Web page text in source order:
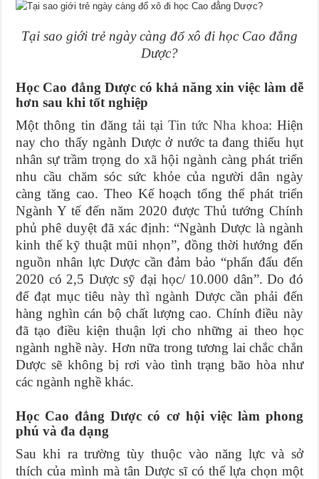
Tại sao giới trẻ ngày càng đổ xô đi học Cao đẳng
Dược?
Học Cao đẳng Dược có khả năng xin việc làm dễ
hơn sau khi tốt nghiệp
Một thông tin đăng tải tạiTin tức Nha khoa: Hiện
nay cho thấy ngành Dược ở nước ta đang thiếu hụt
nhân sự trầm trọng do xã hội ngành càng phát triển
nhu cầu chăm sóc sức khỏe của người dân ngày
càng tăng cao. Theo Kế hoạch tổng thể phát triển
Ngành Y tế đến năm 2020 được Thủ tướng Chính
phủ phê duyệt đã xác định: “Ngành Dược là ngành
kinh thế kỹ thuật mũi nhọn”, đồng thời hướng đến
nguồn nhân lực Dược cần đảm bảo “phấn đấu đến
2020 có 2,5 Dược sỹ đại học/ 10.000 dân”. Do đó
để đạt mục tiêu này thì ngành Dược cần phải đến
hàng nghìn cán bộ chất lượng cao. Chính điều này
đã tạo điều kiện thuận lợi cho những ai theo học
ngành nghề này. Hơn nữa trong tương lai chắc chắn
Dược sẽ không bị rơi vào tình trạng bão hòa như
các ngành nghề khác.
Học Cao đẳng Dược có cơ hội việc làm phong
phú và đa dạng
Sau khi ra trường tùy thuộc vào năng lực và sở
thích của mình mà tân Dược sĩ có thể lựa chọn một